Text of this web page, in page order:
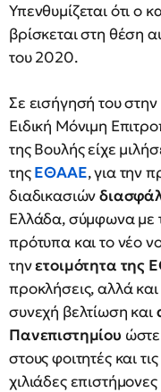
Υπενθυμίζεται ότι ο
βρίσκεται στη θέση
του 2020.
Σε εισήγησή του στην
Ειδική Μόνιμη
της Βουλής είχε
τηςΕΘΑΑΕ, για την
διαδικασιών
Ελλάδα, σύμφωνα με
πρότυπα και το νέο
τηνετοιμότητα της
προκλήσεις, αλλά
συνεχή βελτίωση και
Πανεπιστημίου
στους φοιτητές και
χιλιάδες